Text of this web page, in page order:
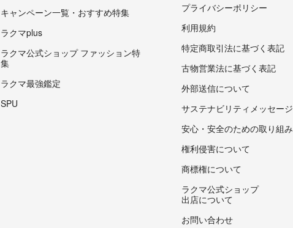
キャンペーン一覧・おすすめ特集
ラクマplus
ラクマ公式ショップ ファッション特
集
ラクマ最強鑑定
SPU
プライバシーポリシー
利用規約
特定商取引法に基づく表記
古物営業法に基づく表記
外部送信について
サステナビリティメッセージ
安心・安全のための取り組み
権利侵害について
商標権について
ラクマ公式ショップ
出店について
お問い合わせ